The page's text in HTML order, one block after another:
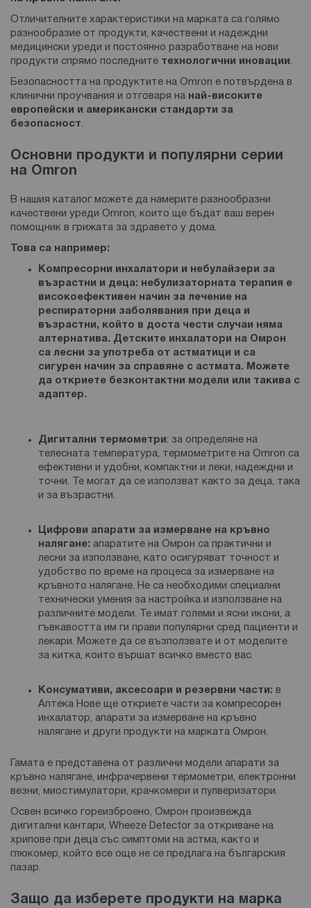
Отличителните характеристики на марката са голямо
разнообразие от продукти, качествени и надеждни
медицински уреди и постоянно разработване на нови
продукти спрямо последните технологични иновации.
Безопасността на продуктите на Omron е потвърдена в
клинични проучвания и отговаря на най-високите
европейски и американски стандарти за
безопасност.
Основни продукти и популярни серии
на Omron
В нашия каталог можете да намерите разнообразни
качествени уреди Omron, които ще бъдат ваш верен
помощник в грижата за здравето у дома.
Това са например:
Компресорни инхалатори и небулайзери за
възрастни и деца: небулизаторната терапия е
високоефективен начин за лечение на
респираторни заболявания при деца и
възрастни, който в доста чести случаи няма
алтернатива. Детските инхалатори на Омрон
са лесни за употреба от астматици и са
сигурен начин за справяне с астмата. Можете
да откриете безконтактни модели или такива с
адаптер.
Дигитални термометри: за определяне на
телесната температура, термометрите на Omron са
ефективни и удобни, компактни и леки, надеждни и
точни. Те могат да се използват както за деца, така
и за възрастни.
Цифрови апарати за измерване на кръвно
налягане: апаратите на Омрон са практични и
лесни за използване, като осигуряват точност и
удобство по време на процеса за измерване на
кръвното налягане. Не са необходими специални
технически умения за настройка и използване на
различните модели. Те имат големи и ясни икони, а
гъвкавостта им ги прави популярни сред пациенти и
лекари. Можете да се възползвате и от моделите
за китка, които вършат всичко вместо вас.
Консумативи, аксесоари и резервни части: в
Аптека Нове ще откриете части за компресорен
инхалатор, апарати за измерване на кръвно
налягане и други продукти на марката Омрон.
Гамата е представена от различни модели апарати за
кръвно налягане, инфрачервени термометри, електронни
везни, миостимулатори, крачкомери и пулверизатори.
Освен всичко гореизброено, Омрон произвежда
дигитални кантари, Wheeze Detector за откриване на
хрипове при деца със симптоми на астма, както и
глюкомер, който все още не се предлага на българския
пазар.
Защо да изберете продукти на марка